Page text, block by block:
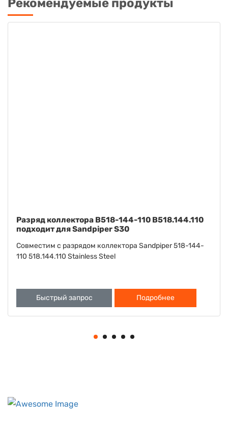
Рекомендуемые продукты
Шайба B901-022-115 B901.022.115 подходит для
Sandpiper S15 S20
Совместима с шайбой Sandpiper S15 S20 901-022-115
901.022.115
Быстрый запрос Подробнее